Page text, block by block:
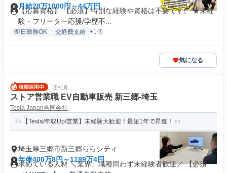
月給28万1000円～44万円
【応募資格】 【必須】特別な経験や資格は不要です。 ★未経
験・フリーター応援/学歴不...
即日勤務OK 交通費支給 +1個
気になる
正社員
ストア営業職 EV自動車販売 新三郷-埼玉
Tesla Japan合同会社
【Tesla/年収Up/営業】未経験大歓迎！最短1年で昇進！
埼玉県三郷市新三郷ららシティ
年俸400万8円～1199万4円
求めている人材 ＼業界、職種問わず未経験者歓迎／ 【必須